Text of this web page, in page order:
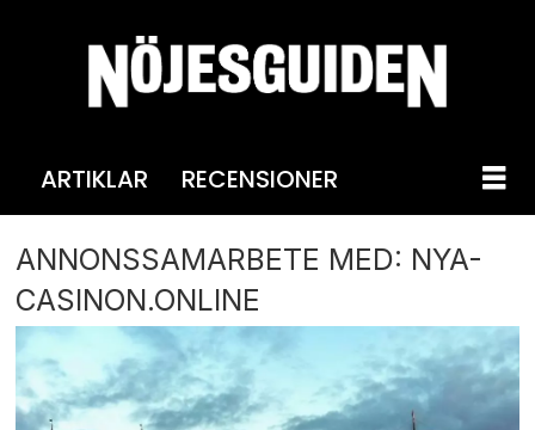
ARTIKLAR RECENSIONER
ANNONSSAMARBETE MED: NYA-
CASINON.ONLINE